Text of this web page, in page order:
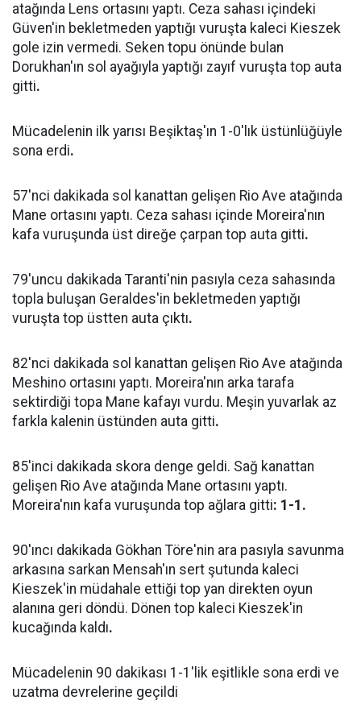
atağında Lens ortasını yaptı. Ceza sahası içindeki
Güven'in bekletmeden yaptığı vuruşta kaleci Kieszek
gole izin vermedi. Seken topu önünde bulan
Dorukhan'ın sol ayağıyla yaptığı zayıf vuruşta top auta
gitti.
Mücadelenin ilk yarısı Beşiktaş'ın 1-0'lık üstünlüğüyle
sona erdi.
57'nci dakikada sol kanattan gelişen Rio Ave atağında
Mane ortasını yaptı. Ceza sahası içinde Moreira'nın
kafa vuruşunda üst direğe çarpan top auta gitti.
79'uncu dakikada Taranti'nin pasıyla ceza sahasında
topla buluşan Geraldes'in bekletmeden yaptığı
vuruşta top üstten auta çıktı.
82'nci dakikada sol kanattan gelişen Rio Ave atağında
Meshino ortasını yaptı. Moreira'nın arka tarafa
sektirdiği topa Mane kafayı vurdu. Meşin yuvarlak az
farkla kalenin üstünden auta gitti.
85'inci dakikada skora denge geldi. Sağ kanattan
gelişen Rio Ave atağında Mane ortasını yaptı.
Moreira'nın kafa vuruşunda top ağlara gitti: 1-1.
90'ıncı dakikada Gökhan Töre'nin ara pasıyla savunma
arkasına sarkan Mensah'ın sert şutunda kaleci
Kieszek'in müdahale ettiği top yan direkten oyun
alanına geri döndü. Dönen top kaleci Kieszek'in
kucağında kaldı.
Mücadelenin 90 dakikası 1-1'lik eşitlikle sona erdi ve
uzatma devrelerine geçildi